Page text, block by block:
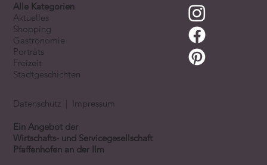
Ein Angebot der
Wirtschafts- und Servicegesellschaft
Pfaffenhofen an der Ilm
Alle Kategorien
Aktuelles
Shopping
Gastronomie
Porträts
Freizeit
Stadtgeschichten
Datenschutz | Impressum